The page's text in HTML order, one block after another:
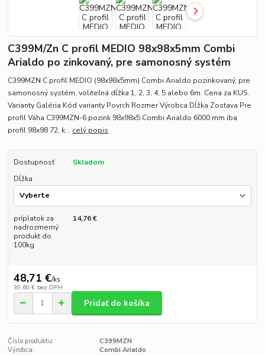
C399M/Zn C profil MEDIO 98x98x5mm Combi
Arialdo po zinkovaný, pre samonosný systém
C399MZN C profil MEDIO (98x98x5mm) Combi Arialdo pozinkovaný, pre
samonosný systém, voliteľná dĺžka 1, 2, 3, 4, 5 alebo 6m. Cena za KUS.
Varianty Galéria Kód varianty Povrch Rozmer Výrobca Dĺžka Zostava Pre
profil Váha C399MZN-6 pozink 98x98x5 Combi Arialdo 6000 mm iba
profil 98x98 72, k... celý popis
Dostupnosť
Skladom
Dĺžka
príplatok za
nadrozmerný
produkt do
100kg
14,76 €
48,71 €/ks
39,60 € bez DPH
Pridať do košíka
Číslo produktu:
C399MZN
Výrobca:
Combi Arialdo